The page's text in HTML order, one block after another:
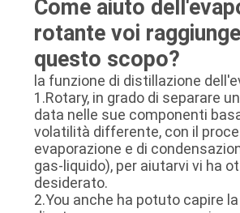
Come aiuto
rotante voi
questo scopo?
la funzione di distillazione
1.Rotary, in grado di separare
data nelle sue componenti
volatilità differente, con il
evaporazione e di
gas-liquido), per aiutarvi vi ha
desiderato.
2.You anche ha potuto capire